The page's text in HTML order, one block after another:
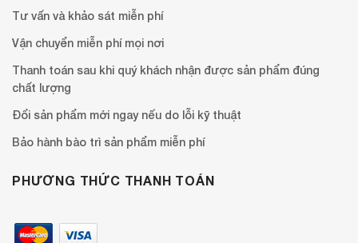
Tư vấn và khảo sát miễn phí
Vận chuyển miễn phí mọi nơi
Thanh toán sau khi quý khách nhận được sản phẩm đúng
chất lượng
Đổi sản phẩm mới ngay nếu do lỗi kỹ thuật
Bảo hành bào trì sản phẩm miễn phí
PHƯƠNG THỨC THANH TOÁN